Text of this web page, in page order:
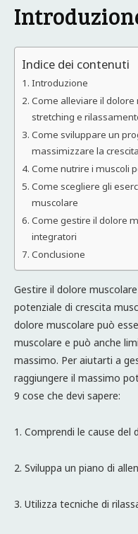
Indice dei contenuti
Introduzione
Come alleviare il dolore
stretching e
Come sviluppare un
massimizzare la
Come nutrire i muscoli
Come scegliere gli
muscolare
Come gestire il dolore
integratori
Conclusione
Gestire il dolore
potenziale di crescita
dolore muscolare può
muscolare e può anche
massimo. Per aiutarti a
raggiungere il massimo
9 cose che devi sapere:
1. Comprendi le cause del
2. Sviluppa un piano di
3. Utilizza tecniche di